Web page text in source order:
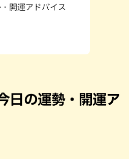
開運アドバイス
日の運勢・開運ア